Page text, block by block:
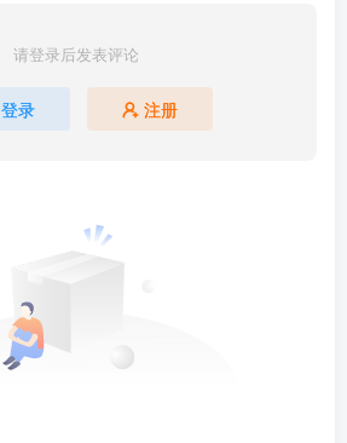
请登录后发表评论
登录 注册